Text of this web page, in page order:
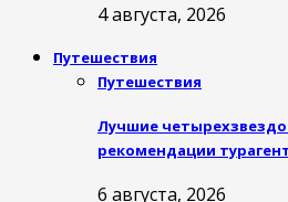
4 августа, 2026
Путешествия
Путешествия
Лучшие
рекомендации
6 августа, 2026